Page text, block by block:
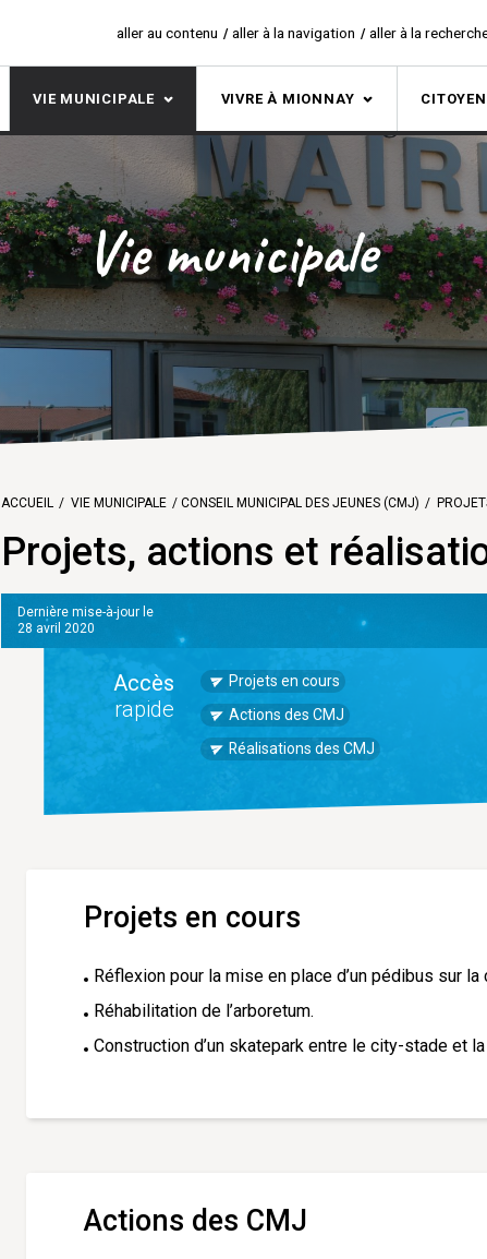
aller au contenu aller à la navigation aller à la
VIE MUNICIPALE VIVRE À MIONNAY
Vie municipale
ACCUEIL VIE MUNICIPALE CONSEIL MUNICIPAL DES JEUNES (CMJ)
Projets, actions et
Dernière mise-à-jour le
28 avril 2020
Accès
rapide
Projets en cours
Actions des CMJ
Réalisations des CMJ
Projets en cours
Réflexion pour la mise en place d’un pédibus sur
Réhabilitation de l’arboretum.
Construction d’un skatepark entre le city-stade et
Actions des CMJ